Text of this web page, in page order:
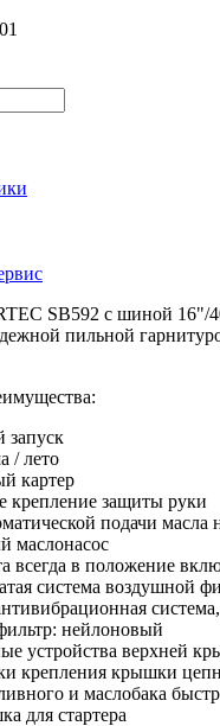
SB592 с шиной 16"/
пильной
запуск
/ лето
картер
крепление защиты руки
подачи
маслонасос
всегда в положение
система воздушной
нейлоновый
устройства верхней
крепления крышки
и маслобака
для стартера